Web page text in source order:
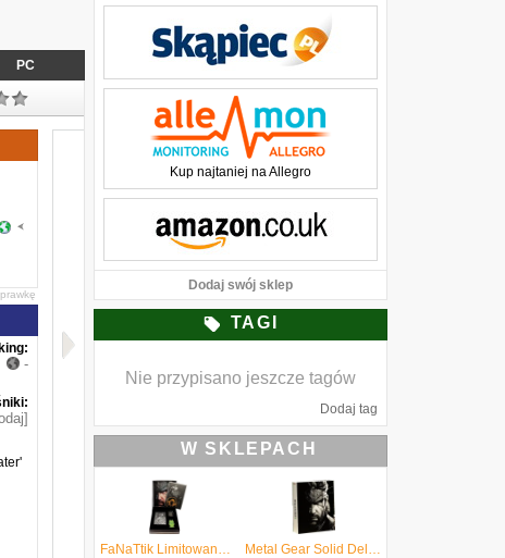
PC
-
Kup najtaniej na Allegro
Dodaj swój sklep
TAGI
Nie przypisano jeszcze tagów
Dodaj tag
W SKLEPACH
FaNaTtik Limitowana Edycja Zestawu Kolekcjonerskiego Metal Gear Solid Delta
Metal Gear Solid Delta Snake Eater Edycja Deluxe (Gra Xbox Series X)